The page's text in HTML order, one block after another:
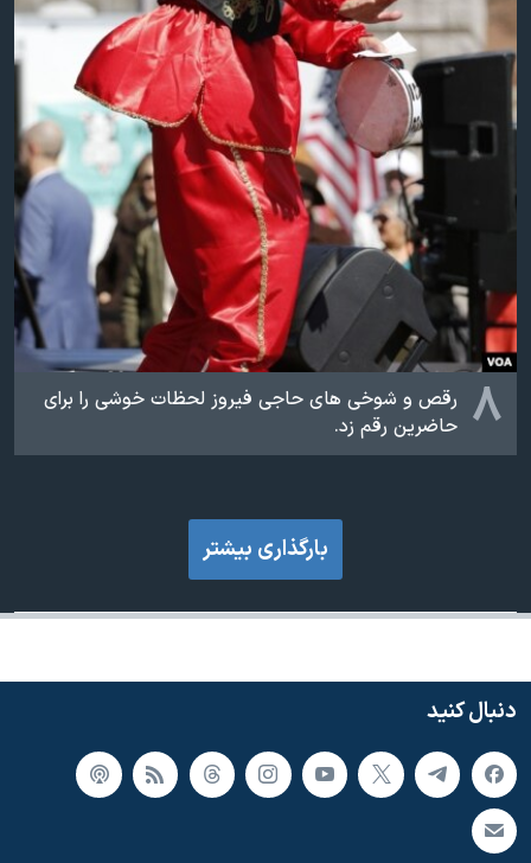
۸ رقص و شوخی های حاجی فیروز لحظات خوشی را برای
حاضرین رقم زد.
بارگذاری بیشتر
دنبال کنید